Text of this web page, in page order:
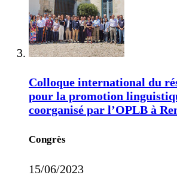
Colloque international du
pour la promotion
coorganisé par l’OPLB à
Congrès
15/06/2023